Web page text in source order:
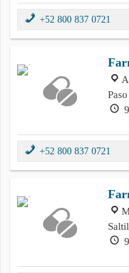
+52 800 837 0721
+52 800 837 0721